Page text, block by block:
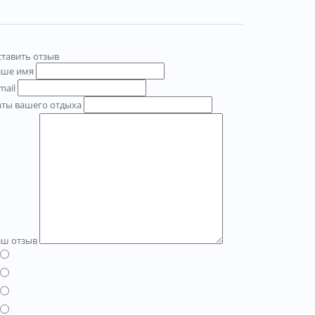
отзыв
имя
вашего отдыха
отзыв